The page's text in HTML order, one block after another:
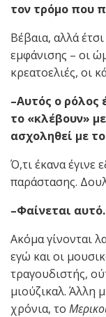
τον τρόμο που
Βέβαια, αλλά
εμφάνισης – οι
κρεατοελιές, οι
–Αυτός ο ρόλος
το «κλέβουν»
ασχοληθεί με
Ό,τι έκανα έγινε
παράστασης.
–Φαίνεται αυτό.
Ακόμα γίνονται
εγώ και οι
τραγουδιστής,
μιούζικαλ. Άλλη
χρόνια, το